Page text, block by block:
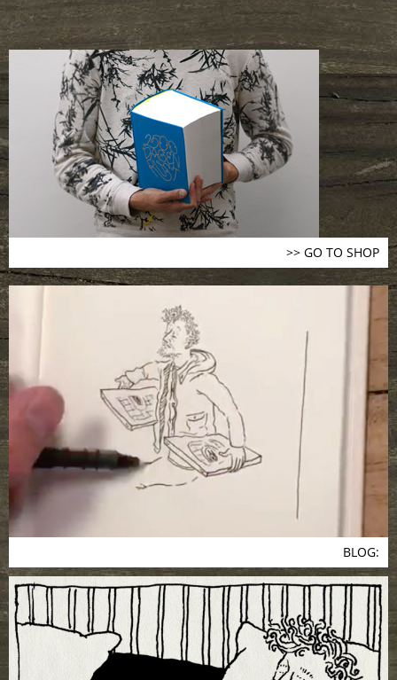
>> GO TO SHOP
BLOG: